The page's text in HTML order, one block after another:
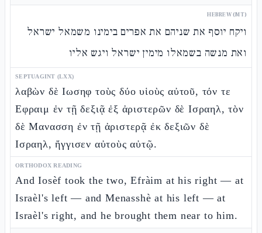
HEBREW (MT)
ויקח יוסף את שניהם את אפרים בימינו משמאל ישראל
ואת מנשה בשמאלו מימין ישראל ויגש אליו
SEPTUAGINT (LXX)
λαβὼν δὲ Ιωσηφ τοὺς δύο υἱοὺς αὐτοῦ, τόν τε
Εφραιμ ἐν τῇ δεξιᾷ ἐξ ἀριστερῶν δὲ Ισραηλ, τὸν
δὲ Μανασση ἐν τῇ ἀριστερᾷ ἐκ δεξιῶν δὲ
Ισραηλ, ἤγγισεν αὐτοὺς αὐτῷ.
ORTHODOX READING
And Iosèf took the two, Efràim at his right — at
Israèl's left — and Menasshè at his left — at
Israèl's right, and he brought them near to him.